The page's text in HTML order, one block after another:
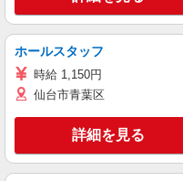
ホールスタッフ
時給 1,150円
仙台市青葉区
詳細を見る